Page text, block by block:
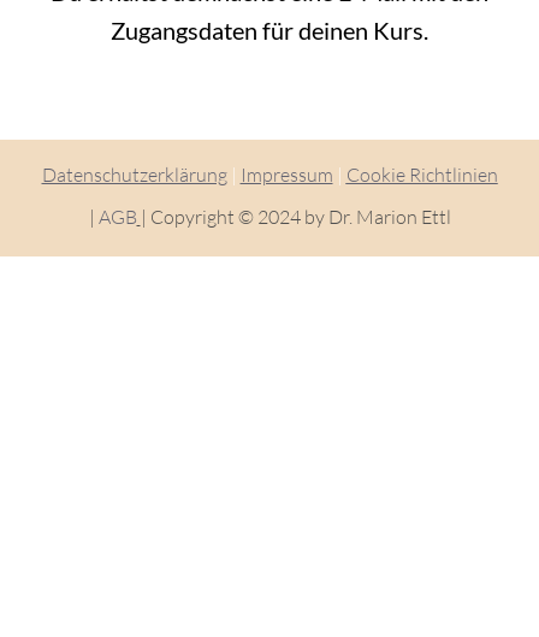
Zugangsdaten für deinen Kurs.
Datenschutzerklärung| Impressum | Cookie Richtlinien
| AGB | Copyright © 2024 by Dr. Marion Ettl